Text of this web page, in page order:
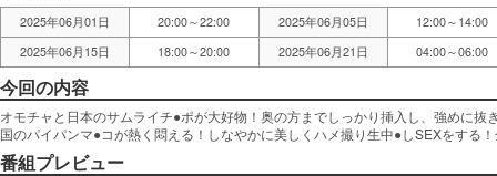
2025年06月01日 20:00～22:00 2025年06月05日
12:00～14:00
2025年06月15日
18:00～20:00 2025年06月21日 04:00～06:00
今回の内容
オモチャと日本のサムライチ●ポが大好物！奥の方までしっかり挿入し、強めに
国のパイパンマ●コが熱く悶える！しなやかに美しくハメ撮り生中●しSEXをする
番組プレビュー